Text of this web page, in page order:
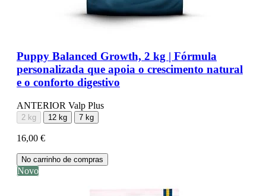
Puppy Balanced Growth, 2 kg | Fórmula
personalizada que apoia o crescimento natural
e o conforto digestivo
ANTERIOR Valp Plus
2 kg 12 kg 7 kg
16,00 €
No carrinho de compras
Novo